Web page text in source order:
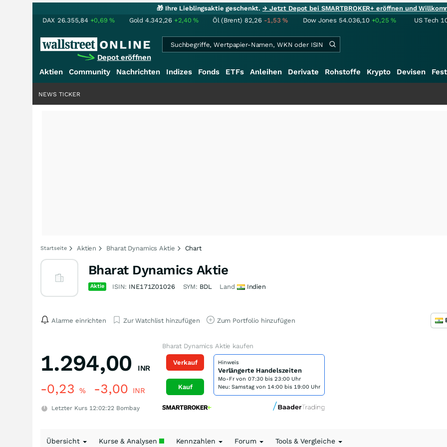
🎁 Ihre Lieblingsaktie geschenkt.→ Jetzt Depot bei SMARTBROKER+ eröffnen und
DAX 26.355,84 +0,69% Gold 4.342,26 +2,40% Öl (Brent) 82,26 -1,53% Dow Jones 54.036,10 +0,25% US Tech
Depot eröffnen
Aktien Community Nachrichten Indizes Fonds ETFs Anleihen Derivate Rohstoffe Krypto Devisen
NEWS TICKER
Startseite Aktien Bharat Dynamics Aktie Chart
Bharat Dynamics Aktie
Aktie ISIN: INE171Z01026 SYM: BDL Land Indien
Alarme einrichten Zur Watchlist hinzufügen Zum Portfolio hinzufügen
1.294,00 INR
-0,23 % -3,00 INR
Letzter Kurs 12:02:22 Bombay
Bharat Dynamics Aktie kaufen
Verkauf
Kauf
Hinweis
Verlängerte Handelszeiten
Mo-Fr von 07:30 bis 23:00 Uhr
Neu: Samstag von 14:00 bis 19:00 Uhr
Übersicht Kurse & Analysen Kennzahlen Forum Tools & Vergleiche